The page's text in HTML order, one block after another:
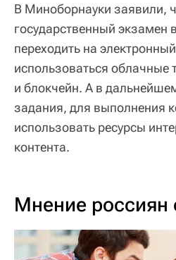
В Миноборнауки заявили,
государственный экзамен
переходить на
использоваться облачные
и блокчейн. А в
задания, для выполнения
использовать ресурсы
контента.
Мнение россиян